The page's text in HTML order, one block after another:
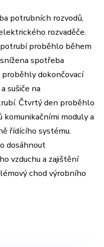
potrubních rozvodů,
rozvaděče.
proběhlo během
spotřeba
dokončovací
a sušiče na
Čtvrtý den proběhlo
moduly a
řídícího systému.
dosáhnout
vzduchu a zajištění
chod výrobního